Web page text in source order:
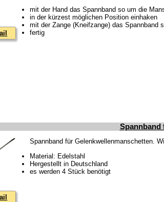
mit der Hand das Spannband so um die
in der kürzest möglichen Position einhaken
mit der Zange (Kneifzange) das Spannband
fertig
Spannband
Spannband für Gelenkwellenmanschetten.
Material: Edelstahl
Hergestellt in Deutschland
es werden 4 Stück benötigt